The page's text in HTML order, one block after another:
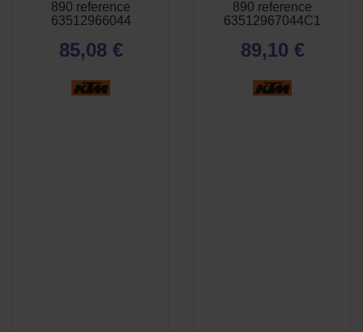
890 reference
63512966044
85,08 €
890 reference
63512967044C1
89,10 €